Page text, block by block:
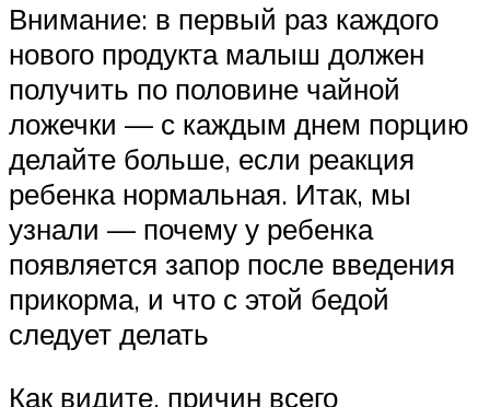
Внимание: в первый раз каждого
нового продукта малыш должен
получить по половине чайной
ложечки — с каждым днем порцию
делайте больше, если реакция
ребенка нормальная. Итак, мы
узнали — почему у ребенка
появляется запор после введения
прикорма, и что с этой бедой
следует делать
Как видите, причин всего